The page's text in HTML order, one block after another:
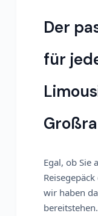
Der
für
Egal, ob Sie
wir haben